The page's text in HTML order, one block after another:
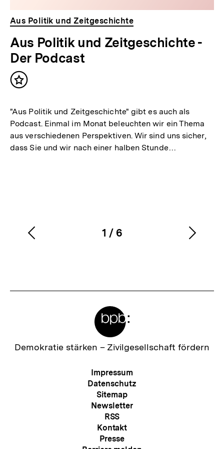
Aus Politik und Zeitgeschichte
Aus Politik und Zeitgeschichte -
Der Podcast
Inhalt
"Aus Politik und Zeitgeschichte" gibt es auch als
Podcast. Einmal im Monat beleuchten wir ein Thema
aus verschiedenen Perspektiven. Wir sind uns sicher,
dass Sie und wir nach einer halben Stunde…
Karussellinhalt
1
von
/ 6
Vorherigen
Zur
Demokratie stärken – Zivilgesellschaft fördern
Meta-
Navigation
Impressum
Datenschutz
Sitemap
Newsletter
RSS
Kontakt
Presse